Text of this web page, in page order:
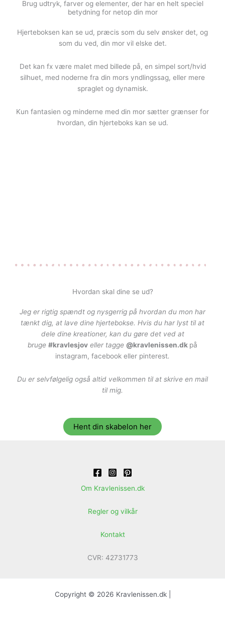
Brug udtryk, farver og elementer, der har en helt speciel
betydning for netop din mor
Hjerteboksen kan se ud, præcis som du selv ønsker det, og
som du ved, din mor vil elske det.
Det kan fx være malet med billede på, en simpel sort/hvid
silhuet, med noderne fra din mors yndlingssag, eller mere
spraglet og dynamisk.
Kun fantasien og minderne med din mor sætter grænser for
hvordan, din hjerteboks kan se ud.
Hvordan skal dine se ud?
Jeg er rigtig spændt og nysgerrig på hvordan du mon har
tænkt dig, at lave dine hjertebokse. Hvis du har lyst til at
dele dine kreationer, kan du gøre det ved at
bruge #kravlesjov eller tagge @kravlenissen.dk på
instagram, facebook eller pinterest.
Du er selvfølgelig også altid velkommen til at skrive en mail
til mig.
Hent din skabelon her
Om Kravlenissen.dk
Regler og vilkår
Kontakt
CVR: 42731773
Copyright © 2026 Kravlenissen.dk |